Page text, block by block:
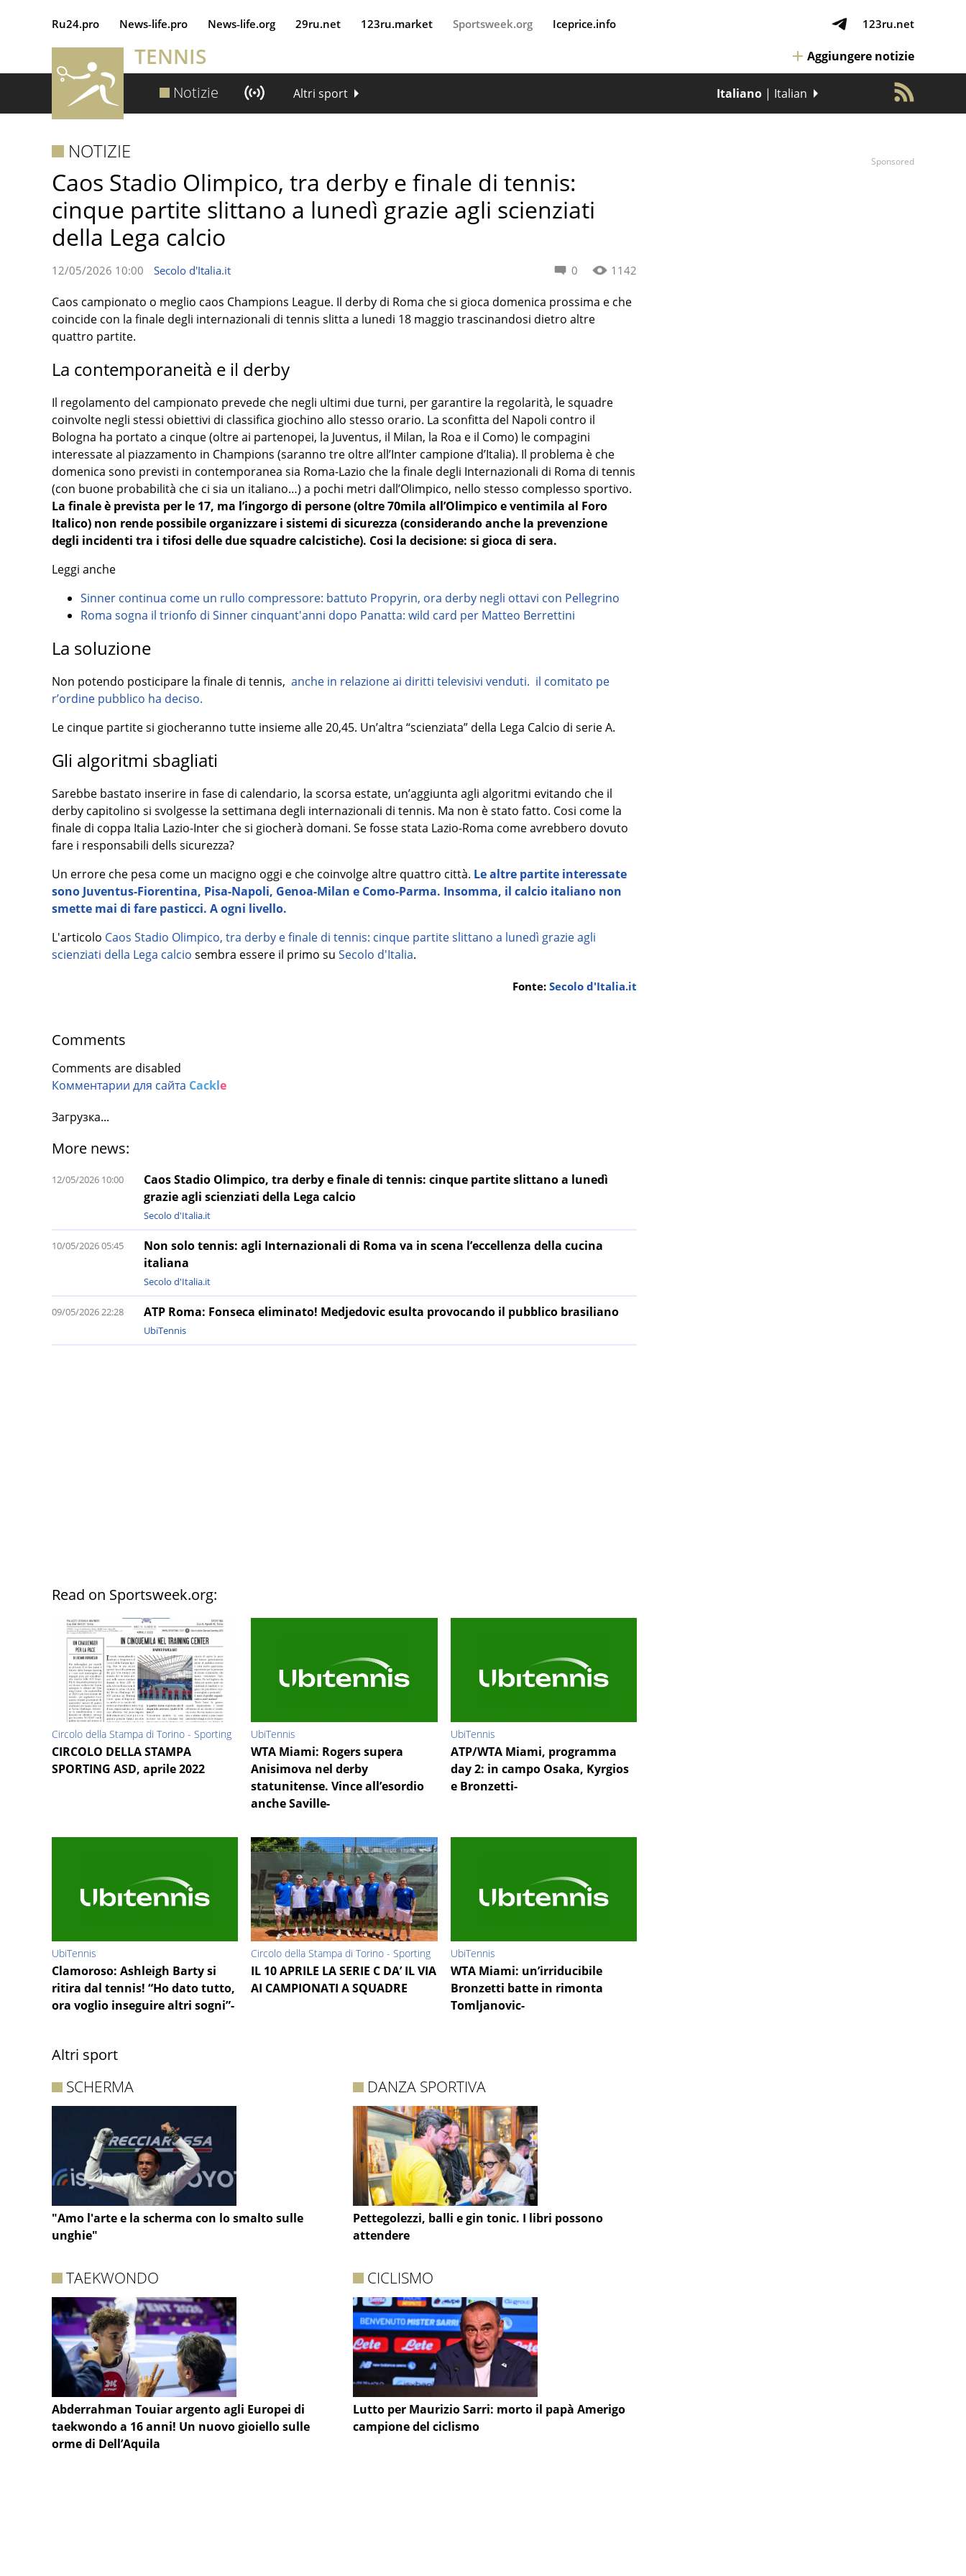
Ru24.pro News‑life.pro News‑life.org 29ru.net 123ru.market Sportsweek.org Iceprice.info 123ru.net
TENNIS Aggiungere notizie
Notizie Altri sport Italiano | Italian
NOTIZIE
Caos Stadio Olimpico, tra derby e finale di tennis:
cinque partite slittano a lunedì grazie agli scienziati
della Lega calcio
0 1142
12/05/2026 10:00 Secolo d'Italia.it
Caos campionato o meglio caos Champions League. Il derby di Roma che si gioca domenica prossima e che
coincide con la finale degli internazionali di tennis slitta a lunedi 18 maggio trascinandosi dietro altre
quattro partite.
La contemporaneità e il derby
Il regolamento del campionato prevede che negli ultimi due turni, per garantire la regolarità, le squadre
coinvolte negli stessi obiettivi di classifica giochino allo stesso orario. La sconfitta del Napoli contro il
Bologna ha portato a cinque (oltre ai partenopei, la Juventus, il Milan, la Roa e il Como) le compagini
interessate al piazzamento in Champions (saranno tre oltre all’Inter campione d’Italia). Il problema è che
domenica sono previsti in contemporanea sia Roma-Lazio che la finale degli Internazionali di Roma di tennis
(con buone probabilità che ci sia un italiano…) a pochi metri dall’Olimpico, nello stesso complesso sportivo.
La finale è prevista per le 17, ma l’ingorgo di persone (oltre 70mila all’Olimpico e ventimila al Foro
Italico) non rende possibile organizzare i sistemi di sicurezza (considerando anche la prevenzione
degli incidenti tra i tifosi delle due squadre calcistiche). Cosi la decisione: si gioca di sera.
Leggi anche
Sinner continua come un rullo compressore: battuto Propyrin, ora derby negli ottavi con Pellegrino
Roma sogna il trionfo di Sinner cinquant'anni dopo Panatta: wild card per Matteo Berrettini
La soluzione
Non potendo posticipare la finale di tennis, anche in relazione ai diritti televisivi venduti. il comitato pe
r’ordine pubblico ha deciso.
Le cinque partite si giocheranno tutte insieme alle 20,45. Un’altra “scienziata” della Lega Calcio di serie A.
Gli algoritmi sbagliati
Sarebbe bastato inserire in fase di calendario, la scorsa estate, un’aggiunta agli algoritmi evitando che il
derby capitolino si svolgesse la settimana degli internazionali di tennis. Ma non è stato fatto. Cosi come la
finale di coppa Italia Lazio-Inter che si giocherà domani. Se fosse stata Lazio-Roma come avrebbero dovuto
fare i responsabili dells sicurezza?
Un errore che pesa come un macigno oggi e che coinvolge altre quattro città. Le altre partite interessate
sono Juventus-Fiorentina, Pisa-Napoli, Genoa-Milan e Como-Parma. Insomma, il calcio italiano non
smette mai di fare pasticci. A ogni livello.
L'articolo Caos Stadio Olimpico, tra derby e finale di tennis: cinque partite slittano a lunedì grazie agli
scienziati della Lega calcio sembra essere il primo su Secolo d'Italia.
Fonte: Secolo d'Italia.it
Comments
Comments are disabled
Комментарии для сайта Cackle
Загрузка...
More news:
Caos Stadio Olimpico, tra derby e finale di tennis: cinque partite slittano a lunedì
grazie agli scienziati della Lega calcio
12/05/2026 10:00
Secolo d'Italia.it
Non solo tennis: agli Internazionali di Roma va in scena l’eccellenza della cucina
italiana
10/05/2026 05:45
Secolo d'Italia.it
ATP Roma: Fonseca eliminato! Medjedovic esulta provocando il pubblico brasiliano
09/05/2026 22:28
UbiTennis
Read on Sportsweek.org:
Circolo della Stampa di Torino - Sporting
CIRCOLO DELLA STAMPA
SPORTING ASD, aprile 2022
UbiTennis
WTA Miami: Rogers supera
Anisimova nel derby
statunitense. Vince all’esordio
anche Saville-
UbiTennis
ATP/WTA Miami, programma
day 2: in campo Osaka, Kyrgios
e Bronzetti-
UbiTennis
Clamoroso: Ashleigh Barty si
ritira dal tennis! “Ho dato tutto,
ora voglio inseguire altri sogni”-
Circolo della Stampa di Torino - Sporting
IL 10 APRILE LA SERIE C DA’ IL VIA
AI CAMPIONATI A SQUADRE
UbiTennis
WTA Miami: un’irriducibile
Bronzetti batte in rimonta
Tomljanovic-
Altri sport
SCHERMA
"Amo l'arte e la scherma con lo smalto sulle
unghie"
DANZA SPORTIVA
Pettegolezzi, balli e gin tonic. I libri possono
attendere
TAEKWONDO
Abderrahman Touiar argento agli Europei di
taekwondo a 16 anni! Un nuovo gioiello sulle
orme di Dell’Aquila
CICLISMO
Lutto per Maurizio Sarri: morto il papà Amerigo
campione del ciclismo
Sponsored